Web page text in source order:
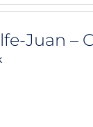
Juan –